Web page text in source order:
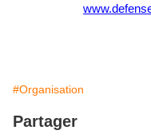
#Organisation
Partager